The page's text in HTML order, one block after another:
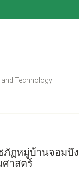
and Technology
ภัฏหมู่บ้านจอมบึง
าสตร์